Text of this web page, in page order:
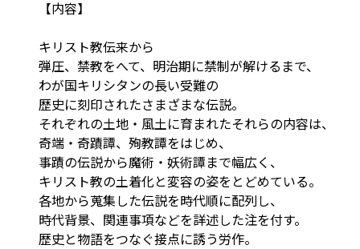
【内容】
キリスト教伝来から
弾圧、禁教をへて、明治期に禁制が解けるまで、
わが国キリシタンの長い受難の
歴史に刻印されたさまざまな伝説。
それぞれの土地・風土に育まれたそれらの内容は、
奇端・奇蹟譚、殉教譚をはじめ、
事蹟の伝説から魔術・妖術譚まで幅広く、
キリスト教の土着化と変容の姿をとどめている。
各地から蒐集した伝説を時代順に配列し、
時代背景、関連事項などを詳述した注を付す。
歴史と物語をつなぐ接点に誘う労作。